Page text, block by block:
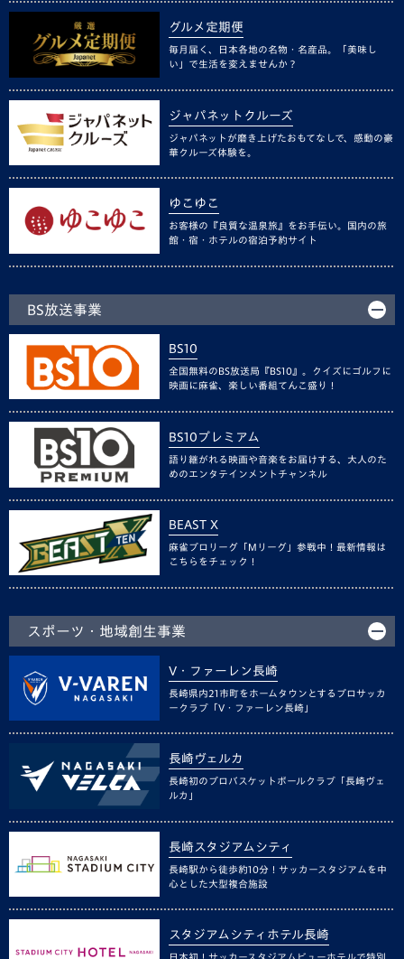
グルメ定期便
毎月届く、日本各地の名物・名産品。「美味し
い」で生活を変えませんか？
ジャパネットクルーズ
ジャパネットが磨き上げたおもてなしで、感動の豪
華クルーズ体験を。
ゆこゆこ
お客様の『良質な温泉旅』をお手伝い。国内の旅
館・宿・ホテルの宿泊予約サイト
BS放送事業
BS10
全国無料のBS放送局『BS10』。クイズにゴルフに
映画に麻雀、楽しい番組てんこ盛り！
BS10プレミアム
語り継がれる映画や音楽をお届けする、大人のた
めのエンタテインメントチャンネル
BEAST X
麻雀プロリーグ「Mリーグ」参戦中！最新情報は
こちらをチェック！
スポーツ・地域創生事業
V・ファーレン長崎
長崎県内21市町をホームタウンとするプロサッカ
ークラブ「V・ファーレン長崎」
長崎ヴェルカ
長崎初のプロバスケットボールクラブ「長崎ヴェ
ルカ」
長崎スタジアムシティ
長崎駅から徒歩約10分！サッカースタジアムを中
心とした大型複合施設
スタジアムシティホテル長崎
日本初！サッカースタジアムビューホテルで特別